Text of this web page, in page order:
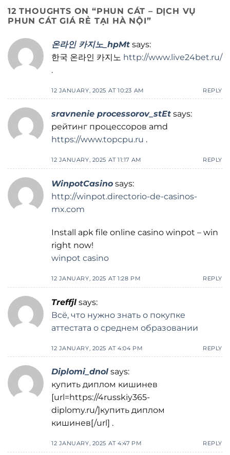
12 THOUGHTS ON “PHUN CÁT – DỊCH VỤ
PHUN CÁT GIÁ RẺ TẠI HÀ NỘI”
온라인 카지노_hpMt says:
한국 온라인 카지노 http://www.live24bet.ru/
.
12 JANUARY, 2025 AT 10:23 AM REPLY
sravnenie processorov_stEt says:
рейтинг процессоров amd
https://www.topcpu.ru .
12 JANUARY, 2025 AT 11:17 AM REPLY
WinpotCasino says:
http://winpot.directorio-de-casinos-
mx.com
Install apk file online casino winpot – win
right now!
winpot casino
12 JANUARY, 2025 AT 1:28 PM REPLY
Treffjl says:
Всё, что нужно знать о покупке
аттестата о среднем образовании
12 JANUARY, 2025 AT 4:04 PM REPLY
Diplomi_dnol says:
купить диплом кишинев
[url=https://4russkiy365-
diplomy.ru/]купить диплом
кишинев[/url] .
12 JANUARY, 2025 AT 4:47 PM REPLY